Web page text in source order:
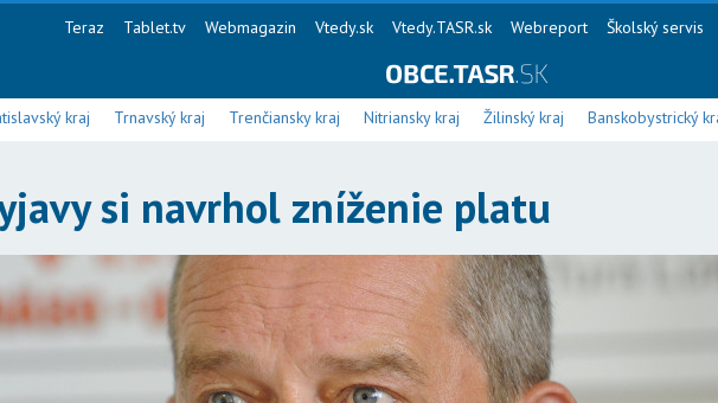
Teraz Tablet.tv Webmagazin Vtedy.sk Vtedy.TASR.sk Webreport Školský servis
kraj Trnavský kraj Trenčiansky kraj Nitriansky kraj Žilinský kraj Banskobystrický
si navrhol zníženie platu